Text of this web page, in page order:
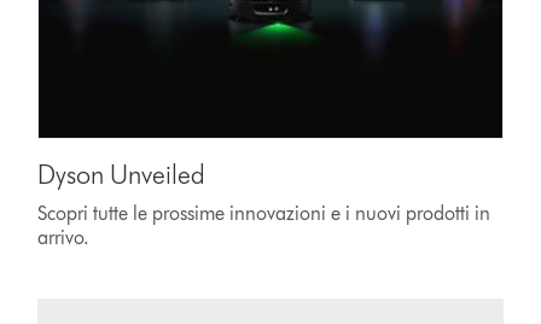
Dyson Unveiled
Scopri tutte le prossime innovazioni e i nuovi prodotti in
arrivo.